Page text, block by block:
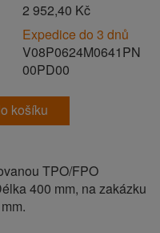
2 952,40 Kč
Expedice do 3 dnů
V08P0624M0641PN
00PD00
košíku
TPO/FPO
400 mm, na zakázku